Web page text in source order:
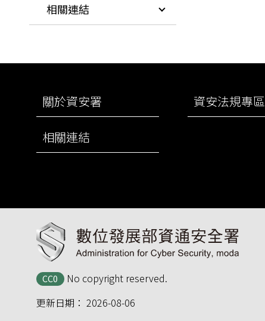
相關連結
關於資安署 資安法規專區
相關連結
CC0
No copyright reserved.
更新日期： 2026-08-06